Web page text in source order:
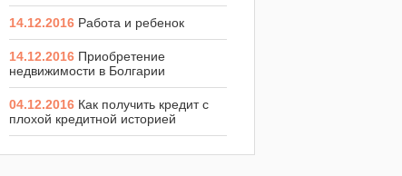
14.12.2016 Работа и ребенок
14.12.2016 Приобретение
недвижимости в Болгарии
04.12.2016 Как получить кредит с
плохой кредитной историей